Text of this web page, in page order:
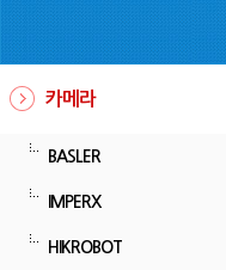
카메라
BASLER
IMPERX
HIKROBOT